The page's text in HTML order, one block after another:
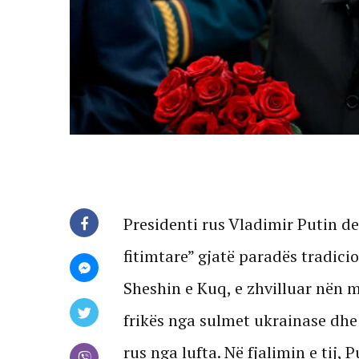
Presidenti rus Vladimir Putin
fitimtare” gjatë paradës
Sheshin e Kuq, e zhvilluar nën
frikës nga sulmet ukrainase
rus nga lufta. Në fjalimin e tij,